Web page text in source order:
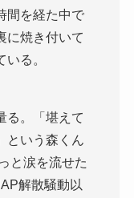
間を経た中で
に焼き付いて
る。
る。「堪えて
という森くん
と涙を流せた
解散騒動以